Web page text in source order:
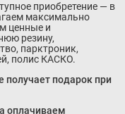
приобретение — в
максимально
ценные и
резину,
парктроник,
полис КАСКО.
получает подарок при
оплачиваем